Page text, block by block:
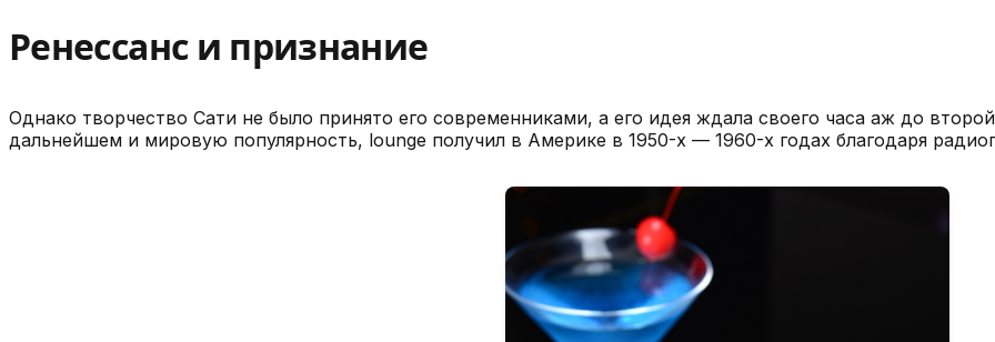
Ренессанс и признание
Однако творчество Сати не было принято его современниками, а его идея ждала своего часа аж до
дальнейшем и мировую популярность, lounge получил в Америке в 1950-х — 1960-х годах благодаря